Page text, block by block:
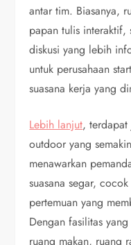
antar tim. Biasanya,
papan tulis interaktif,
diskusi yang lebih
untuk perusahaan
suasana kerja yang
Lebih lanjut,
outdoor yang
menawarkan
suasana segar,
pertemuan yang
Dengan fasilitas
ruang makan, ruang